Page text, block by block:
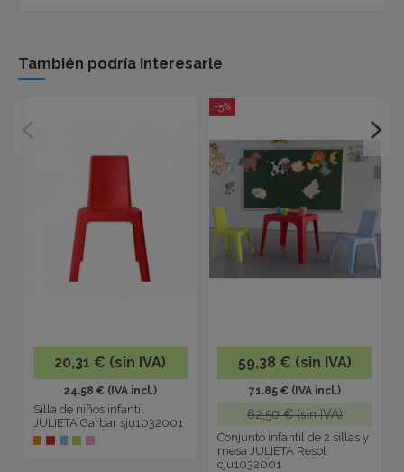
También podría interesarle
20,31 € (sin IVA)
24.58 € (IVA incl.)
Silla de niños infantil
JULIETA Garbar sju1032001
-5%
59,38 € (sin IVA)
71.85 € (IVA incl.)
62,50 € (sin IVA)
Conjunto infantil de 2 sillas y
mesa JULIETA Resol
cju1032001